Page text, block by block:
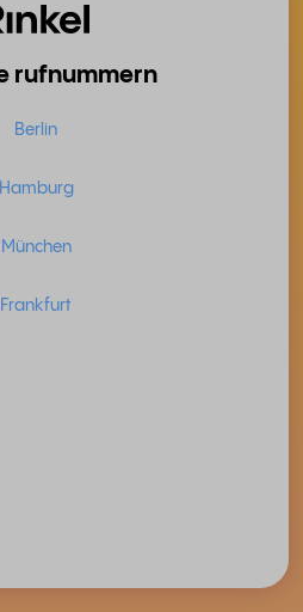
rufnummern
Berlin
Hamburg
München
Frankfurt